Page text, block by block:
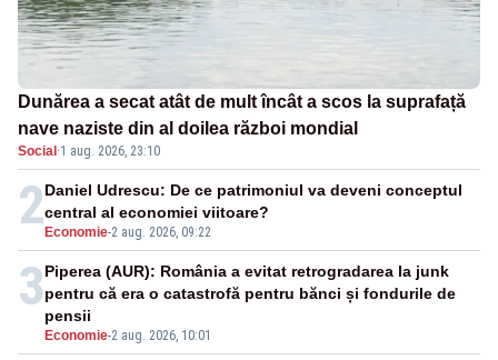
Dunărea a secat atât de mult încât a scos la suprafață
nave naziste din al doilea război mondial
Social ·1 aug. 2026, 23:10
2 Economie-2 aug. 2026, 09:22
Daniel Udrescu: De ce patrimoniul va deveni conceptul
central al economiei viitoare?
3
Economie-2 aug. 2026, 10:01
Piperea (AUR): România a evitat retrogradarea la junk
pentru că era o catastrofă pentru bănci și fondurile de
pensii